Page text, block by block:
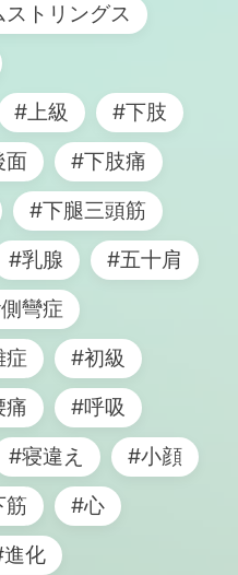
トリングス
#上級
#下肢
面
#下肢痛
#下腿三頭筋
#乳腺
#五十肩
彎症
症
#初級
痛
#呼吸
#寝違え
#小顔
筋
#心
化